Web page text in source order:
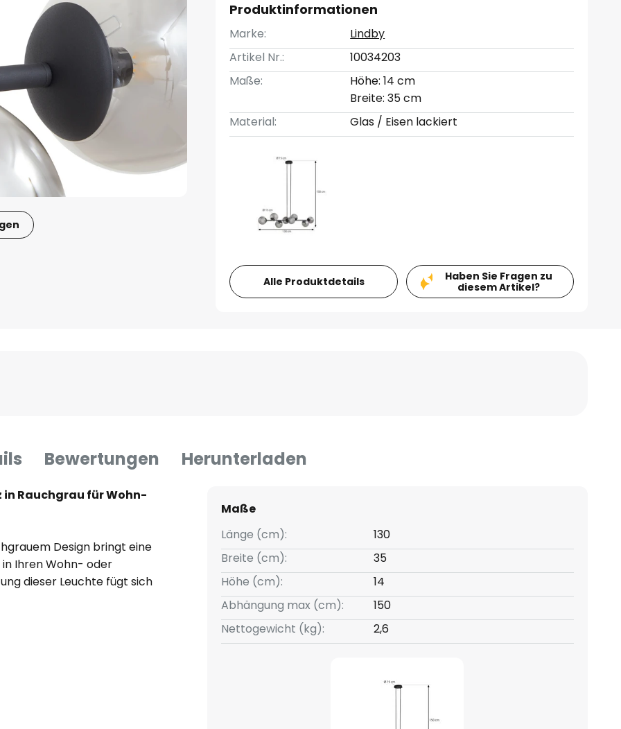
Produktinformationen
Marke:
Lindby
Artikel Nr.:
10034203
Maße:
Höhe: 14 cm
Breite: 35 cm
Material:
Glas / Eisen lackiert
Alle Produktdetails
Haben Sie Fragen zu
diesem Artikel?
Bewertungen Herunterladen
in Rauchgrau für Wohn-
Design bringt eine
Ihren Wohn- oder
dieser Leuchte fügt sich
ein und schafft ein
Dimmer bei diesem Modell
Vorlieben
zu erzeugen. Mit der
gestalterischen Element,
weckt.
Maße
Länge (cm):
130
Breite (cm):
35
Höhe (cm):
14
Abhängung max (cm):
150
Nettogewicht (kg):
2,6